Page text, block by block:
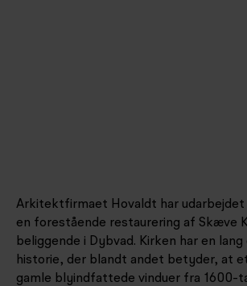
Arkitektfirmaet Hovaldt har
en forestående restaurering af Skæve
beliggende i Dybvad. Kirken har en
historie, der blandt andet betyder, at
gamle blyindfattede vinduer fra 1600-